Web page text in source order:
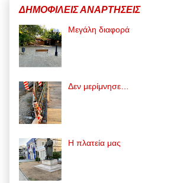
ΔΗΜΟΦΙΛΕΙΣ ΑΝΑΡΤΗΣΕΙΣ
Μεγάλη διαφορά
Δεν μερίμνησε…
Η πλατεία μας